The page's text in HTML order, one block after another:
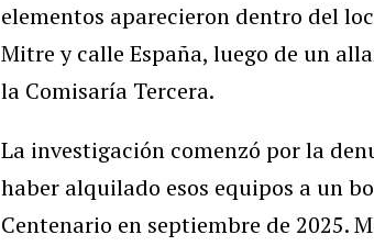
elementos aparecieron dentro del
Mitre y calle España, luego de un
la Comisaría Tercera.
La investigación comenzó por la
haber alquilado esos equipos a un
Centenario en septiembre de 2025.